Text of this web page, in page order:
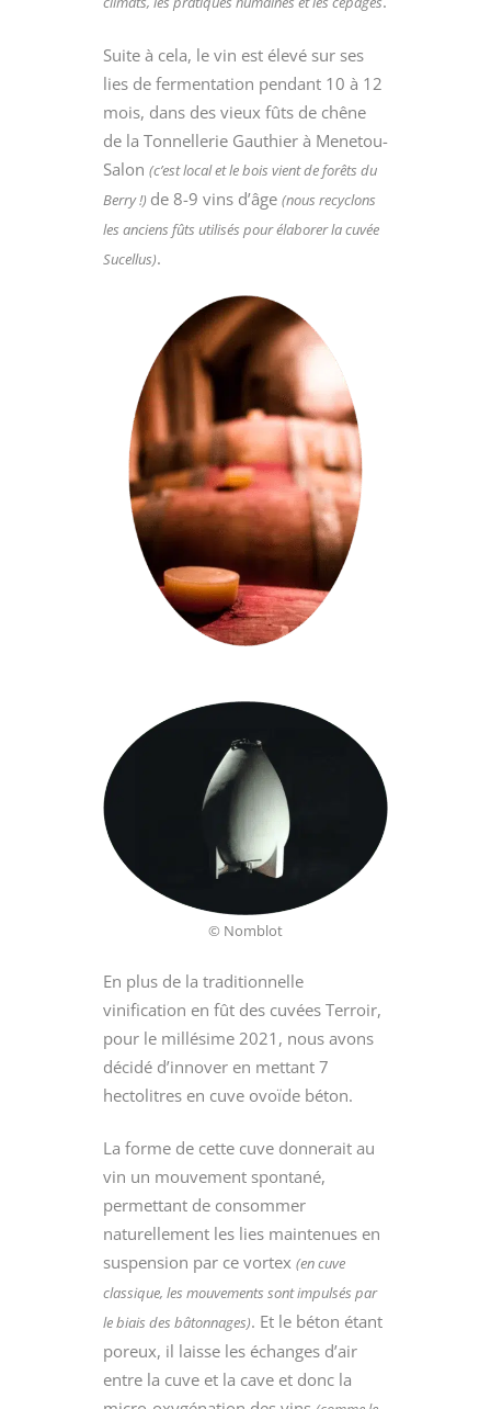
Suite à cela, le vin est élevé sur ses
lies de fermentation pendant 10 à 12
mois, dans des vieux fûts de chêne
de la Tonnellerie Gauthier à Menetou-
Salon (c’est local et le bois vient de forêts du
Berry !) de 8-9 vins d’âge (nous recyclons
les anciens fûts utilisés pour élaborer la cuvée
Sucellus).
© Nomblot
En plus de la traditionnelle
vinification en fût des cuvées Terroir,
pour le millésime 2021, nous avons
décidé d’innover en mettant 7
hectolitres en cuve ovoïde béton.
La forme de cette cuve donnerait au
vin un mouvement spontané,
permettant de consommer
naturellement les lies maintenues en
suspension par ce vortex (en cuve
classique, les mouvements sont impulsés par
le biais des bâtonnages). Et le béton étant
poreux, il laisse les échanges d’air
entre la cuve et la cave et donc la